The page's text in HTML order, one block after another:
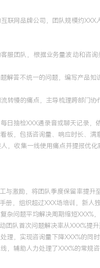
联网品牌公司，团队规模约
服团队，根据业务量波动和咨
解答不统一的问题，编写产品
转慢的痛点，主导梳理跨部门
日抽检XXX通录音或聊天记录
板，包括咨询量、响应时长、
，收集一线使用痛点并提报优
与激励，将团队季度保留率提升
册，组织超过XXX场培训，新人
杂问题平均解决周期缩短XXX%，
队首次问题解决率从XXX%提升
理，实现咨询量下降XXX%的同时
，辅助人力处理了XXX%的常规